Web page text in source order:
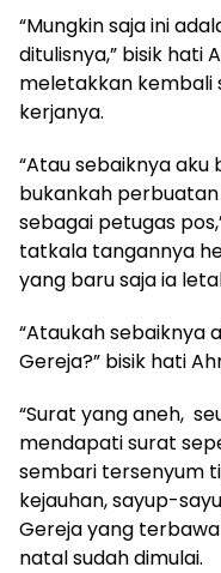
“Mungkin saja ini
ditulisnya,” bisik hati
meletakkan kembali
kerjanya.
“Atau sebaiknya
bukankah
sebagai petugas
tatkala tangannya
yang baru saja ia
“Ataukah sebaiknya
Gereja?” bisik hati
“Surat yang aneh,
mendapati surat
sembari tersenyum
kejauhan, sayup-
Gereja yang
natal sudah dimulai.